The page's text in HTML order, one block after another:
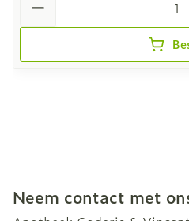
Neem contact met